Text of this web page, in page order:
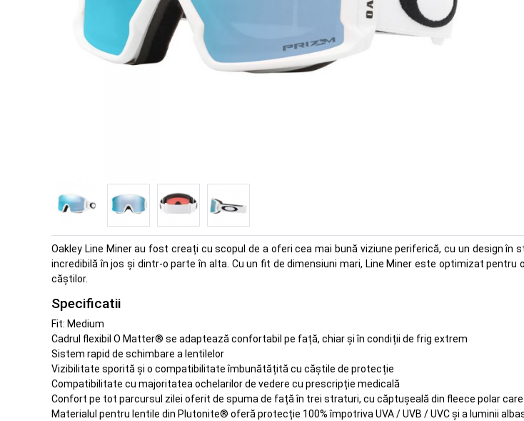
Oakley Line Miner au fost creați cu scopul de a oferi cea mai bună viziune periferică, cu un design
incredibilă în jos și dintr-o parte în alta. Cu un ﬁt de dimensiuni mari, Line Miner este optimizat
căștilor.
Specificatii
Fit: Medium
Cadrul flexibil O Matter® se adaptează confortabil pe față, chiar și în condiții de frig extrem
Sistem rapid de schimbare a lentilelor
Vizibilitate sporită și o compatibilitate îmbunătățită cu căștile de protecție
Compatibilitate cu majoritatea ochelarilor de vedere cu prescripție medicală
Confort pe tot parcursul zilei oferit de spuma de față în trei straturi, cu căptușeală din fleece polar
Materialul pentru lentile din Plutonite® oferă protecție 100% împotriva UVA / UVB / UVC și a luminii